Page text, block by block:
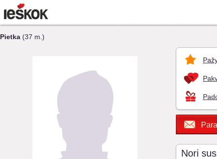
Pietka (37 m.)
Nori